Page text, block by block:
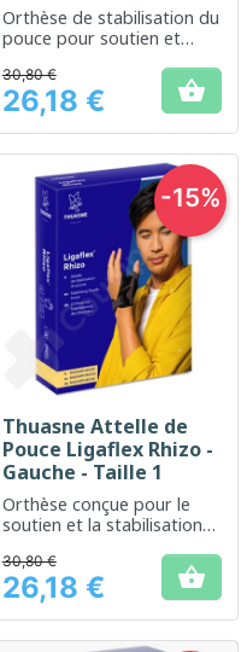
Orthèse de stabilisation du
pouce pour soutien et
Prix
30,80 €
26,18 € 
Thuasne Attelle de
Pouce Ligaflex Rhizo -
Gauche - Taille 1
Orthèse conçue pour le
soutien et la stabilisation
Prix
30,80 €
26,18 € 
-15%